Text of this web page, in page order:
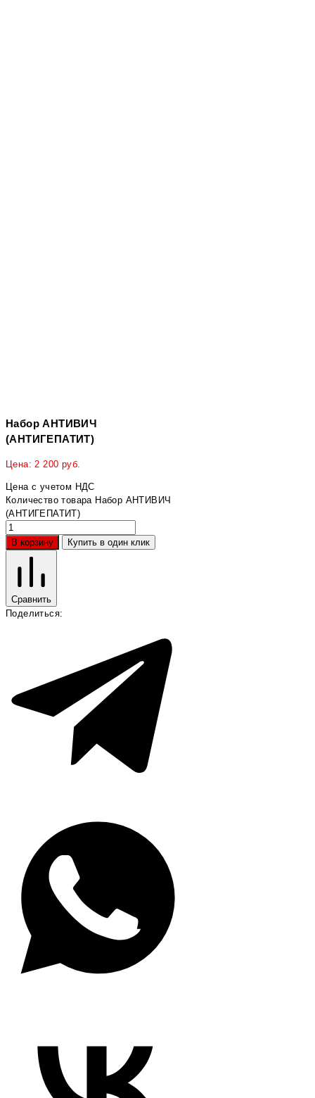
Набор АНТИВИЧ
(АНТИГЕПАТИТ)
Цена:2 200 руб.
Цена с учетом НДС
Количество товара Набор АНТИВИЧ
(АНТИГЕПАТИТ)
В корзину Купить в один клик
Сравнить
Поделиться: